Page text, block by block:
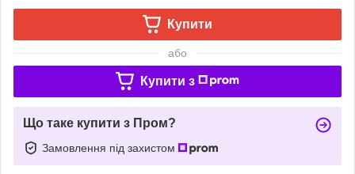
Купити
або
Купити з
Що таке купити з Пром?
Замовлення під захистом